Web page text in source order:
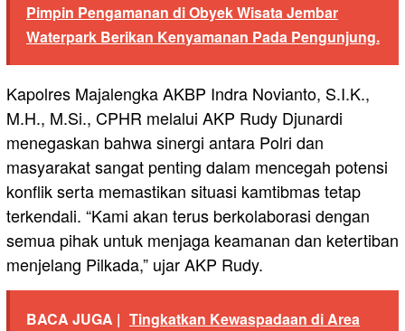
Pimpin Pengamanan di Obyek Wisata Jembar
Waterpark Berikan Kenyamanan Pada Pengunjung.
Kapolres Majalengka AKBP Indra Novianto, S.I.K.,
M.H., M.Si., CPHR melalui AKP Rudy Djunardi
menegaskan bahwa sinergi antara Polri dan
masyarakat sangat penting dalam mencegah potensi
konflik serta memastikan situasi kamtibmas tetap
terkendali. “Kami akan terus berkolaborasi dengan
semua pihak untuk menjaga keamanan dan ketertiban
menjelang Pilkada,” ujar AKP Rudy.
BACA JUGA | Tingkatkan Kewaspadaan di Area